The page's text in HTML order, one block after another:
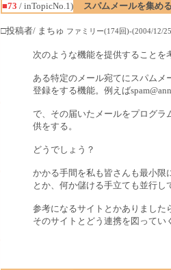
■73 / inTopicNo.1) スパムメールを集め
□投稿者/ まちゅ ファミリー(174回)-(2004/12/
次のような機能を提供することを
ある特定のメール宛てにスパム
登録をする機能。例えば
で、その届いたメールをプログラ
供をする。
どうでしょう？
かかる手間を私も皆さんも最小限
とか、何か儲ける手立ても並行し
参考になるサイトとかありました
そのサイトとどう連携を図って